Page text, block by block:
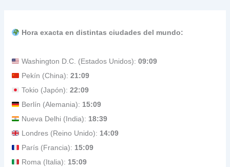
Hora exacta en distintas ciudades del mundo:
Washington D.C. (Estados Unidos):09:09
Pekín (China):21:09
Tokio (Japón):22:09
Berlín (Alemania): 15:09
Nueva Delhi (India): 18:39
Londres (Reino Unido): 14:09
París (Francia): 15:09
Roma (Italia): 15:09